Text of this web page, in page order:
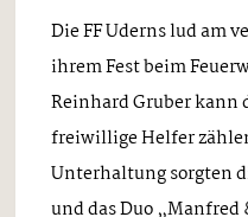
Die FF Uderns lud am
ihrem Fest beim
Reinhard Gruber kann
freiwillige Helfer
Unterhaltung sorgten
und das Duo „Manfred